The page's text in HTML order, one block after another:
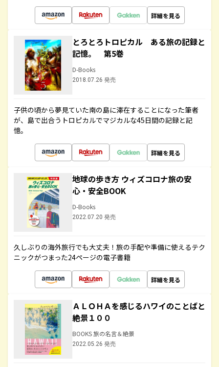
詳細を見る
とろとろトロピカル ある旅の記録と
記憶。 第5巻
D-Books
2018.07.26 発売
子供の頃から夢見ていた南の島に滞在することになった筆者
が、島で出合うトロピカルでマジカルな45日間の記録と記
憶。
詳細を見る
地球の歩き方 ウィズコロナ旅の安
心・安全BOOK
D-Books
2022.07.20 発売
久しぶりの海外旅行でも大丈夫！旅の手配や準備に使えるテク
ニックがつまった24ページの電子書籍
詳細を見る
ＡＬＯＨＡを感じるハワイのことばと
絶景１００
BOOKS 旅の名言＆絶景
2022.05.26 発売